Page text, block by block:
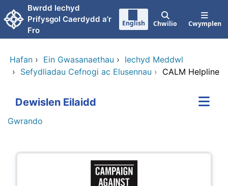
Neidio i'r prif gynnwy
Bwrdd Iechyd
Prifysgol Caerdydd a'r
Fro
English Chwilio Cwymplen
Hafan › Ein Gwasanaethau › Iechyd Meddwl
› Sefydliadau Cefnogi ac Elusennau › CALM Helpline
Dewislen Eilaidd
Gwrando